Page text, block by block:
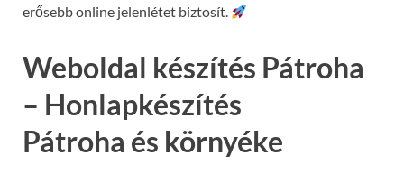
erősebb online jelenlétet biztosít.
Weboldal készítés Pátroha
– Honlapkészítés
Pátroha és környéke